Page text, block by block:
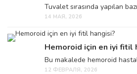
Tuvalet sırasında yapılan
14 МАЯ, 2026
Hemoroid için en iyi fitil
Bu makalede hemoroid
12 ФЕВРАЛЯ, 2026